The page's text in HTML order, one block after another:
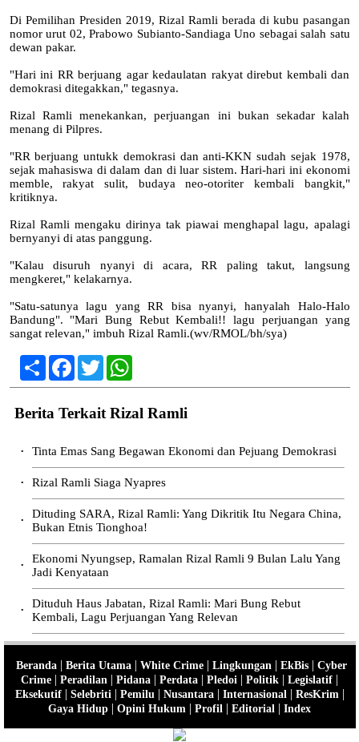
Di Pemilihan Presiden 2019, Rizal Ramli berada di kubu pasangan
nomor urut 02, Prabowo Subianto-Sandiaga Uno sebagai salah satu
dewan pakar.
"Hari ini RR berjuang agar kedaulatan rakyat direbut kembali dan
demokrasi ditegakkan," tegasnya.
Rizal Ramli menekankan, perjuangan ini bukan sekadar kalah
menang di Pilpres.
"RR berjuang untukk demokrasi dan anti-KKN sudah sejak 1978,
sejak mahasiswa di dalam dan di luar sistem. Hari-hari ini ekonomi
memble, rakyat sulit, budaya neo-otoriter kembali bangkit,"
kritiknya.
Rizal Ramli mengaku dirinya tak piawai menghapal lagu, apalagi
bernyanyi di atas panggung.
"Kalau disuruh nyanyi di acara, RR paling takut, langsung
mengkeret," kelakarnya.
"Satu-satunya lagu yang RR bisa nyanyi, hanyalah Halo-Halo
Bandung". "Mari Bung Rebut Kembali!! lagu perjuangan yang
sangat relevan," imbuh Rizal Ramli.(wv/RMOL/bh/sya)
ShareFacebook
TwitterWhatsApp
Berita Terkait Rizal Ramli
• Tinta Emas Sang Begawan Ekonomi dan Pejuang Demokrasi
• Rizal Ramli Siaga Nyapres
•
Dituding SARA, Rizal Ramli: Yang Dikritik Itu Negara China,
Bukan Etnis Tionghoa!
•
Ekonomi Nyungsep, Ramalan Rizal Ramli 9 Bulan Lalu Yang
Jadi Kenyataan
•
Dituduh Haus Jabatan, Rizal Ramli: Mari Bung Rebut
Kembali, Lagu Perjuangan Yang Relevan
Beranda| Berita Utama| White Crime| Lingkungan | EkBis| Cyber
Crime | Peradilan | Pidana | Perdata | Pledoi | Politik | Legislatif |
Eksekutif| Selebriti | Pemilu | Nusantara| Internasional | ResKrim |
Gaya Hidup | Opini Hukum | Profil | Editorial | Index